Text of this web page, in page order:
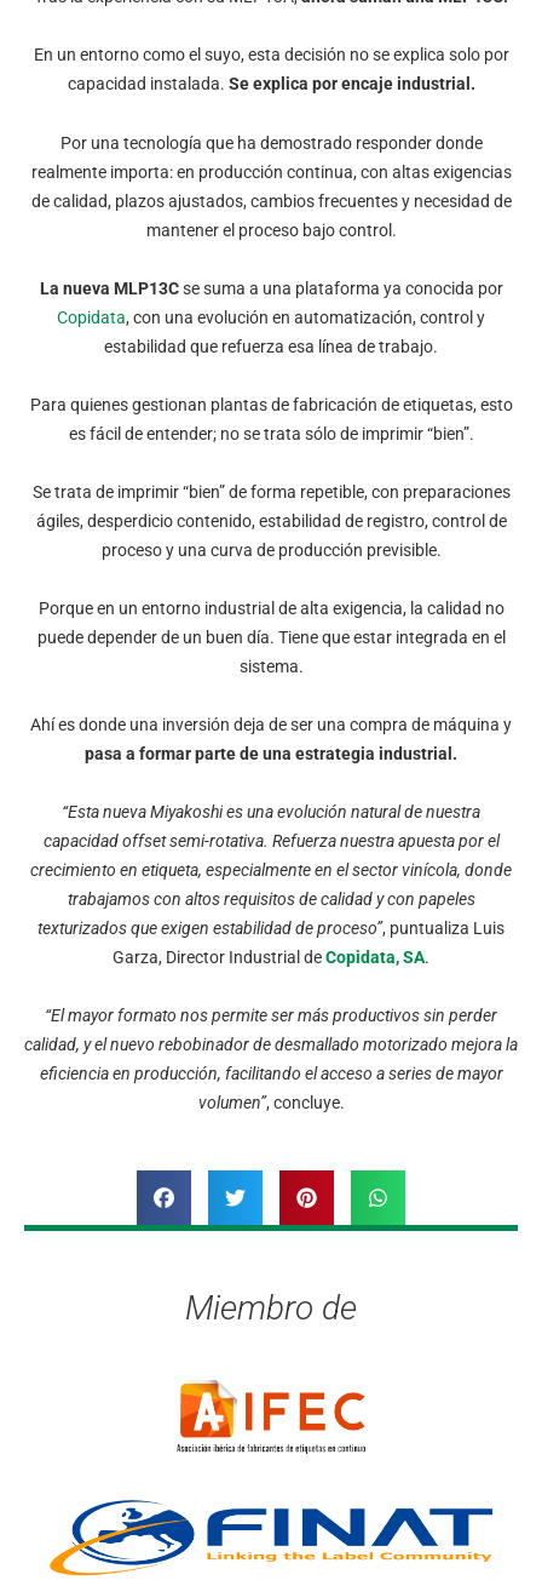
En un entorno como el suyo, esta decisión no se explica solo por
capacidad instalada. Se explica por encaje industrial .
Por una tecnología que ha demostrado responder donde
realmente importa: en producción continua, con altas exigencias
de calidad, plazos ajustados, cambios frecuentes y necesidad de
mantener el proceso bajo control.
La nueva MLP13Cse suma a una plataforma ya conocida por
Copidata, con una evolución en automatización, control y
estabilidad que refuerza esa línea de trabajo.
Para quienes gestionan plantas de fabricación de etiquetas, esto
es fácil de entender; no se trata sólo de imprimir “bien”.
Se trata de imprimir “bien” de forma repetible, con preparaciones
ágiles, desperdicio contenido, estabilidad de registro, control de
proceso y una curva de producción previsible.
Porque en un entorno industrial de alta exigencia, la calidad no
puede depender de un buen día. Tiene que estar integrada en el
sistema.
Ahí es donde una inversión deja de ser una compra de máquina y
pasa a formar parte de una estrategia industrial .
“Esta nueva Miyakoshi es una evolución natural de nuestra
capacidadoffset semi-rotativa. Refuerza nuestra apuesta por el
crecimiento en etiqueta, especialmente en el sector vinícola, donde
trabajamos con altos requisitos de calidad y con papeles
texturizados que exigen estabilidad de proceso”, puntualiza Luis
Garza, Director Industrial deCopidata, SA.
“El mayor formato nos permite ser más productivos sin perder
calidad, y el nuevo rebobinador de desmallado motorizado mejora la
eficiencia en producción, facilitando el acceso a series de mayor
volumen”, concluye.
Miembro de